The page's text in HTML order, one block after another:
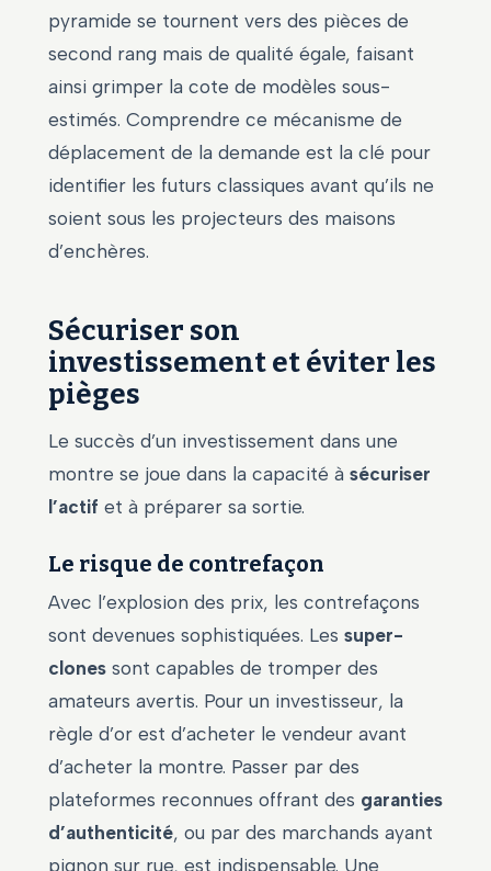
pyramide se tournent vers des pièces de
second rang mais de qualité égale, faisant
ainsi grimper la cote de modèles sous-
estimés. Comprendre ce mécanisme de
déplacement de la demande est la clé pour
identifier les futurs classiques avant qu’ils ne
soient sous les projecteurs des maisons
d’enchères.
Sécuriser son
investissement et éviter les
pièges
Le succès d’un investissement dans une
montre se joue dans la capacité à sécuriser
l’actif et à préparer sa sortie.
Le risque de contrefaçon
Avec l’explosion des prix, les contrefaçons
sont devenues sophistiquées. Les super-
clones sont capables de tromper des
amateurs avertis. Pour un investisseur, la
règle d’or est d’acheter le vendeur avant
d’acheter la montre. Passer par des
plateformes reconnues offrant des garanties
d’authenticité, ou par des marchands ayant
pignon sur rue, est indispensable. Une